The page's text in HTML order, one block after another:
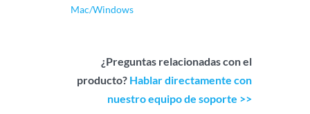
Mac/Windows
¿Preguntas relacionadas con el
producto? Hablar directamente con
nuestro equipo de soporte >>